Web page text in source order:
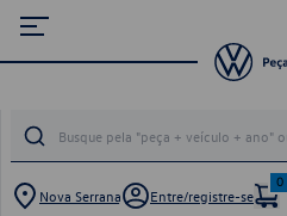
Nova Serrana Entre/registre-se
0